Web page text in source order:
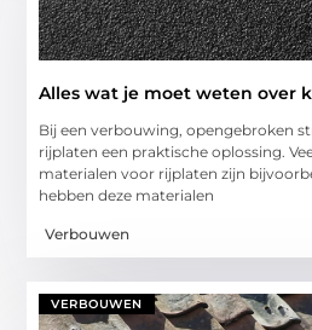
Alles wat je moet weten over
Bij een verbouwing, opengebroken
rijplaten een praktische oplossing.
materialen voor rijplaten zijn
hebben deze materialen
Verbouwen
VERBOUWEN